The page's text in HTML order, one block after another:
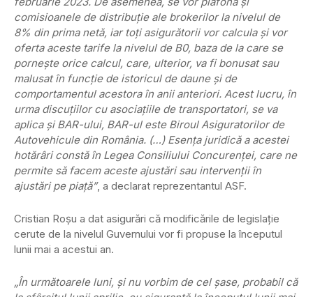
comisioanele de distribuţie ale brokerilor la nivelul de
8% din prima netă, iar toţi asigurătorii vor calcula şi vor
oferta aceste tarife la nivelul de B0, baza de la care se
porneşte orice calcul, care, ulterior, va fi bonusat sau
malusat în funcţie de istoricul de daune şi de
comportamentul acestora în anii anteriori. Acest lucru, în
urma discuţiilor cu asociaţiile de transportatori, se va
aplica şi BAR-ului, BAR-ul este Biroul Asiguratorilor de
Autovehicule din România. (…) Esenţa juridică a acestei
hotărâri constă în Legea Consiliului Concurenţei, care ne
permite să facem aceste ajustări sau intervenţii în
ajustări pe piaţă”, a declarat reprezentantul ASF.
Cristian Roșu a dat asigurări că modificările de legislaţie
cerute de la nivelul Guvernului vor fi propuse la începutul
lunii mai a acestui an.
„În următoarele luni, şi nu vorbim de cel şase, probabil că